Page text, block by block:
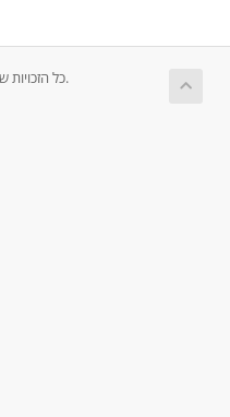
זכויות יוצרים © 2026 Silverhost.cl כל הזכויות שמורות.